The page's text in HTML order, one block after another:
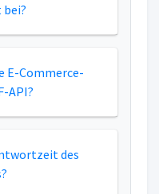
API?